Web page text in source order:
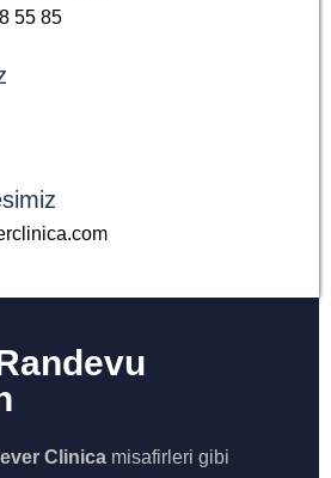
55 85
Clinica misafirleri gibi